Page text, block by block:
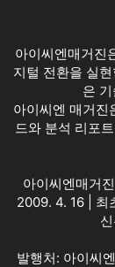
아이씨엔매거진
지털 전환을 실
은
아이씨엔 매거진
드와 분석 리포
아이씨엔매거
2009. 4. 16 | 최
발행처: 아이씨